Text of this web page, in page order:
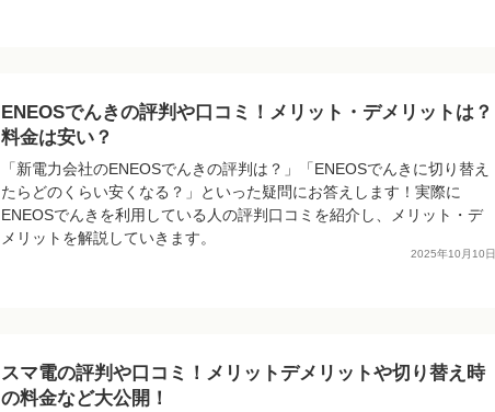
ENEOSでんきの評判や口コミ！メリット・デメリットは？
料金は安い？
「新電力会社のENEOSでんきの評判は？」「ENEOSでんきに切り替え
たらどのくらい安くなる？」といった疑問にお答えします！実際に
ENEOSでんきを利用している人の評判口コミを紹介し、メリット・デ
メリットを解説していきます。
2025年10月10日
スマ電の評判や口コミ！メリットデメリットや切り替え時
の料金など大公開！